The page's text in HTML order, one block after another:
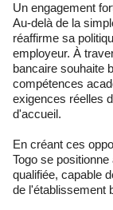
Un engagement
Au-delà de la
réaffirme sa
employeur. À
bancaire souhaite
compétences
exigences réelles
d'accueil.
En créant ces
Togo se
qualifiée, capable
de l'établissement